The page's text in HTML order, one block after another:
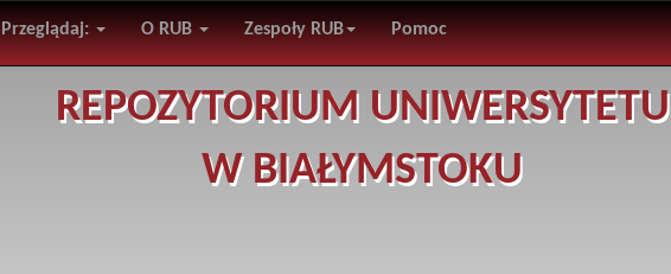
Przeglądaj: O RUB Zespoły RUB Pomoc
REPOZYTORIUM UNIWERSYTETU
W BIAŁYMSTOKU